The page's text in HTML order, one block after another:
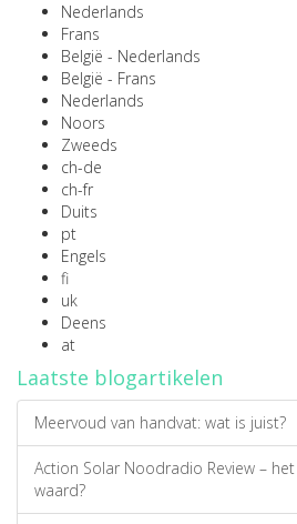
Nederlands
Frans
België - Nederlands
België - Frans
Nederlands
Noors
Zweeds
ch-de
ch-fr
Duits
pt
Engels
fi
uk
Deens
at
Laatste blogartikelen
Meervoud van handvat: wat is juist?
Action Solar Noodradio Review –
waard?